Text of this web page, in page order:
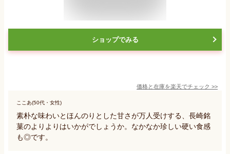
ショップでみる
価格と在庫を楽天でチェック >>
ここあ(50代・女性)
素朴な味わいとほんのりとした甘さが万人受けする、長崎銘
菓のよりよりはいかがでしょうか。なかなか珍しい硬い食感
も◎です。